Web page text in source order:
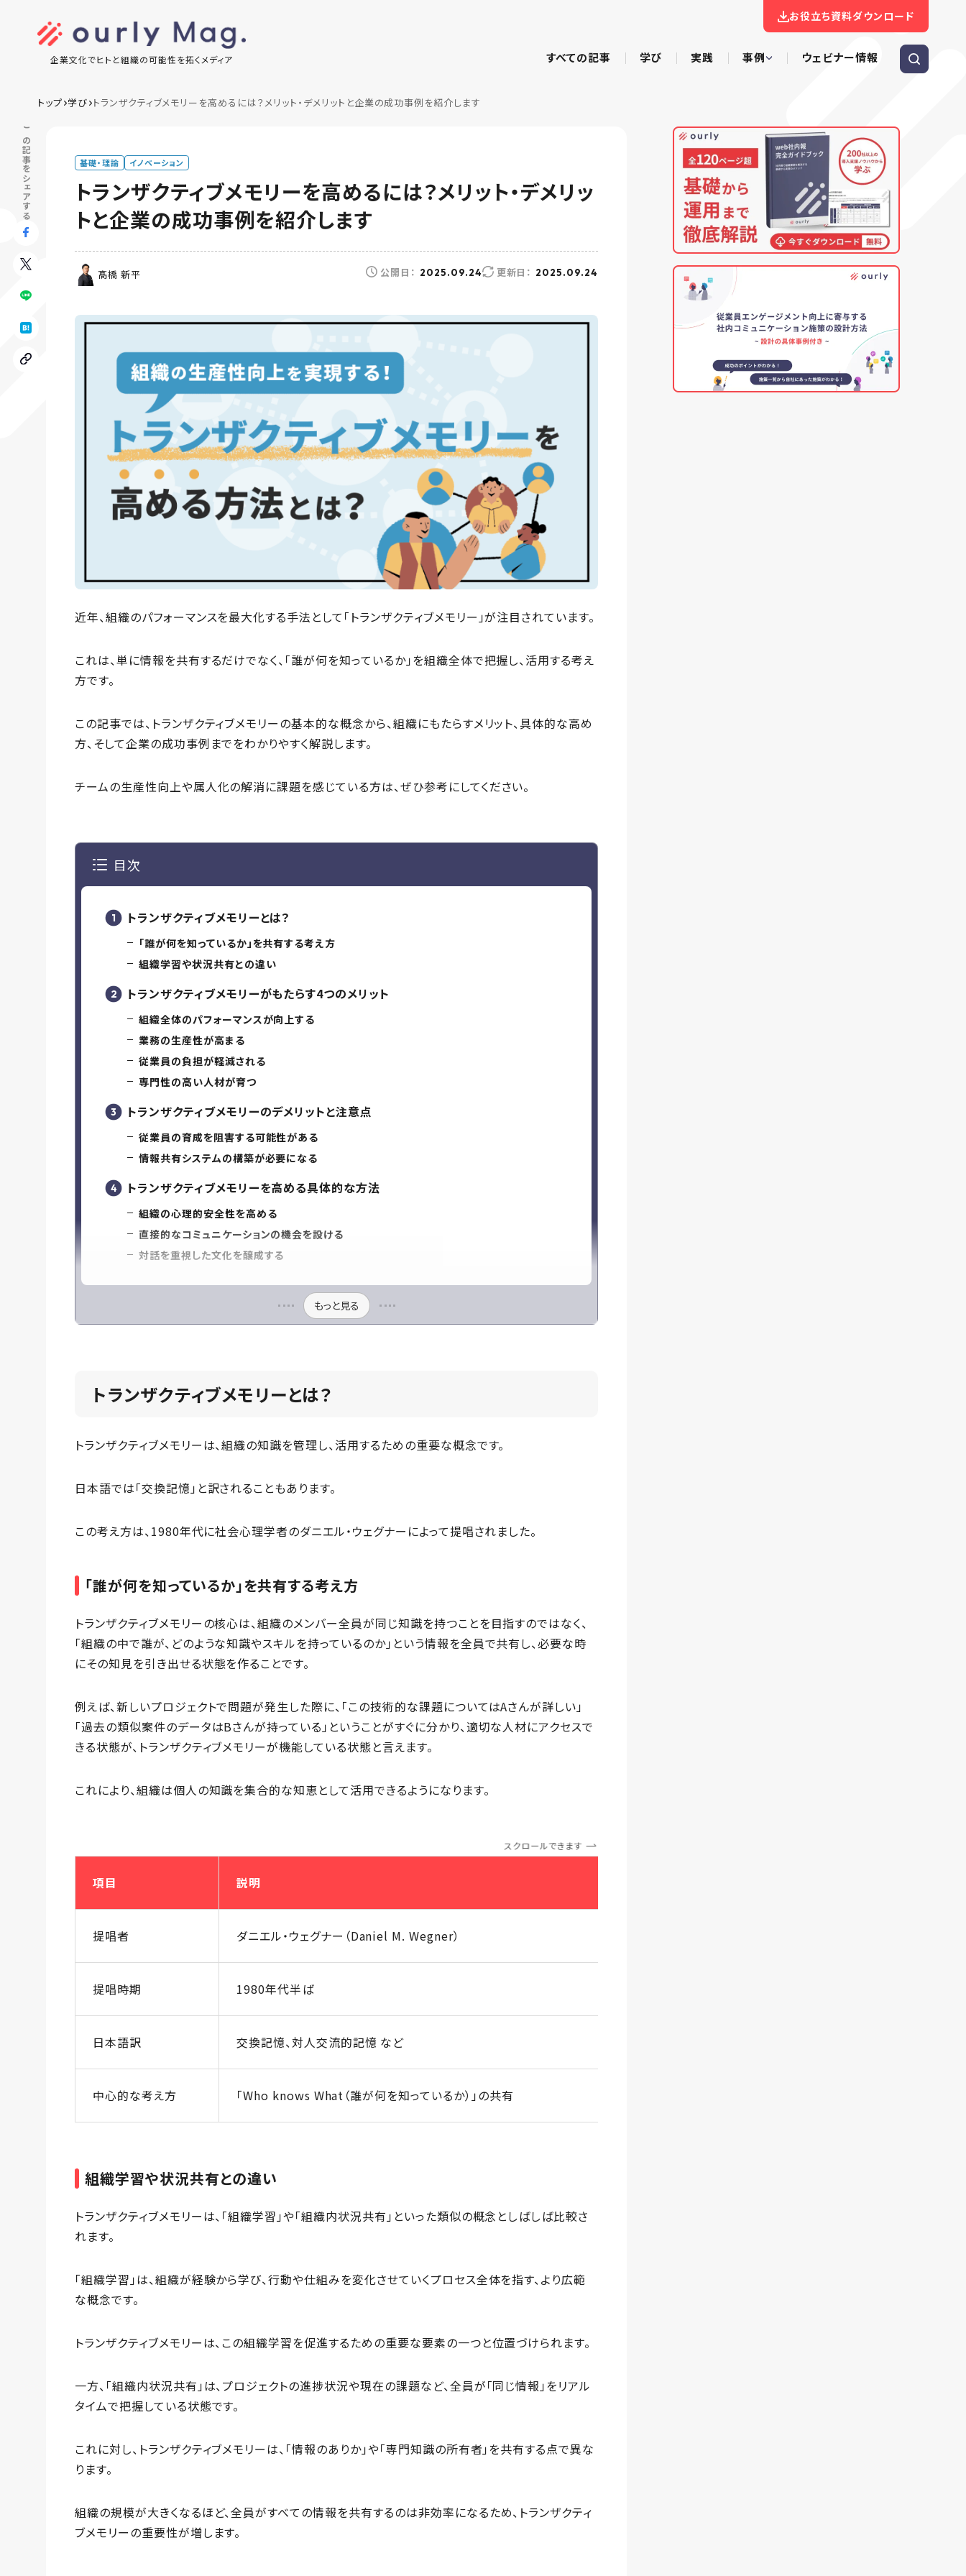
企業文化でヒトと組織の可能性を拓くメディア
お役立ち資料ダウンロード
すべての記事 学び 実践 事例 ウェビナー情報
トップ 学び トランザクティブメモリーを高めるには？メリット・デメリットと企業の成功事例を紹介します
この記事をシェアする 基礎・理論 イノベーション
トランザクティブメモリーを高めるには？メリット・デメリッ
トと企業の成功事例を紹介します
髙橋 新平 公開日： 2025.09.24 更新日： 2025.09.24
近年、組織のパフォーマンスを最大化する手法として「トランザクティブメモリー」が注目されています。
これは、単に情報を共有するだけでなく、「誰が何を知っているか」を組織全体で把握し、活用する考え
方です。
この記事では、トランザクティブメモリーの基本的な概念から、組織にもたらすメリット、具体的な高め
方、そして企業の成功事例までをわかりやすく解説します。
チームの生産性向上や属人化の解消に課題を感じている方は、ぜひ参考にしてください。
目次
トランザクティブメモリーとは？
「誰が何を知っているか」を共有する考え方
組織学習や状況共有との違い
トランザクティブメモリーがもたらす4つのメリット
組織全体のパフォーマンスが向上する
業務の生産性が高まる
従業員の負担が軽減される
専門性の高い人材が育つ
トランザクティブメモリーのデメリットと注意点
従業員の育成を阻害する可能性がある
情報共有システムの構築が必要になる
トランザクティブメモリーを高める具体的な方法
組織の心理的安全性を高める
直接的なコミュニケーションの機会を設ける
対話を重視した文化を醸成する
もっと見る
トランザクティブメモリーとは？
トランザクティブメモリーは、組織の知識を管理し、活用するための重要な概念です。
日本語では「交換記憶」と訳されることもあります。
この考え方は、1980年代に社会心理学者のダニエル・ウェグナーによって提唱されました。
「誰が何を知っているか」を共有する考え方
トランザクティブメモリーの核心は、組織のメンバー全員が同じ知識を持つことを目指すのではなく、
「組織の中で誰が、どのような知識やスキルを持っているのか」という情報を全員で共有し、必要な時
にその知見を引き出せる状態を作ることです。
例えば、新しいプロジェクトで問題が発生した際に、「この技術的な課題についてはAさんが詳しい」
「過去の類似案件のデータはBさんが持っている」ということがすぐに分かり、適切な人材にアクセスで
きる状態が、トランザクティブメモリーが機能している状態と言えます。
これにより、組織は個人の知識を集合的な知恵として活用できるようになります。
スクロールできます
項目 説明
提唱者 ダニエル・ウェグナー（Daniel M. Wegner）
提唱時期 1980年代半ば
日本語訳 交換記憶、対人交流的記憶 など
中心的な考え方 「Who knows What（誰が何を知っているか）」の共有
組織学習や状況共有との違い
トランザクティブメモリーは、「組織学習」や「組織内状況共有」といった類似の概念としばしば比較さ
れます。
「組織学習」は、組織が経験から学び、行動や仕組みを変化させていくプロセス全体を指す、より広範
な概念です。
トランザクティブメモリーは、この組織学習を促進するための重要な要素の一つと位置づけられます。
一方、「組織内状況共有」は、プロジェクトの進捗状況や現在の課題など、全員が「同じ情報」をリアル
タイムで把握している状態です。
これに対し、トランザクティブメモリーは、「情報のありか」や「専門知識の所有者」を共有する点で異な
ります。
組織の規模が大きくなるほど、全員がすべての情報を共有するのは非効率になるため、トランザクティ
ブメモリーの重要性が増します。